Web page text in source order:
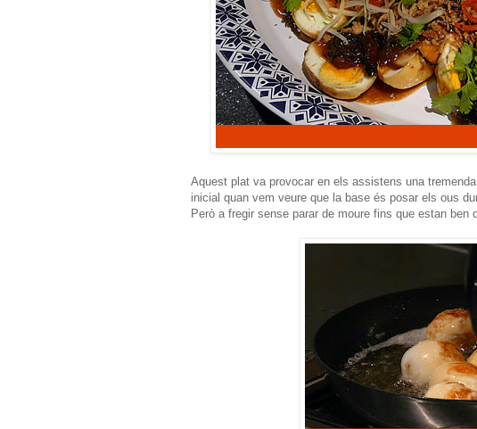
Aquest plat va provocar en els assistens una
inicial quan vem veure que la base és posar els ous
Però a fregir sense parar de moure fins que estan ben